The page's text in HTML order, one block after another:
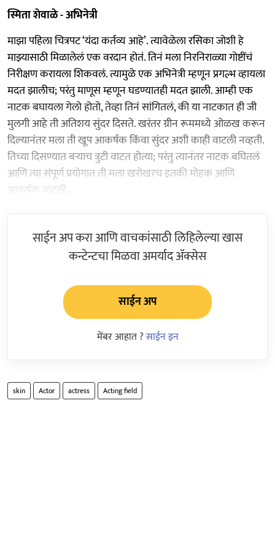
स्मिता शेवाळे - अभिनेत्री
माझा पहिला चित्रपट ‘यंदा कर्तव्य आहे’. त्यावेळेला रसिका जोशी हे
माझ्यासाठी मिळालेलं एक वरदान होतं. तिनं मला निरनिराळ्या गोष्टींचं
निरीक्षण करायला शिकवलं. त्यामुळे एक अभिनेत्री म्हणून प्रगल्भ व्हायला
मदत झालीच; परंतु माणूस म्हणून घडण्यातही मदत झाली. आम्ही एक
नाटक बघायला गेलो होतो, तेव्हा तिनं सांगितलं, की या नाटकात ही जी
मुलगी आहे ती अतिशय सुंदर दिसते. खरंतर ग्रीन रूममध्ये ओळख करून
दिल्यानंतर मला ती खूप आकर्षक किंवा सुंदर अशी काही वाटली नव्हती.
तिच्या दिसण्यात बऱ्याच त्रुटी वाटत होत्या; परंतु त्यानंतर नाटक बघितलं
आणि त्या संपूर्ण प्रयोगात ती मला खरोखरच इतकी मोहक आणि
आकर्षक वाटली.
साईन अप करा आणि वाचकांसाठी लिहिलेल्या खास
कन्टेन्टचा मिळवा अमर्याद ॲक्सेस
साईन अप
मेंबर आहात ?साईन इन
skin Actor actress Acting field